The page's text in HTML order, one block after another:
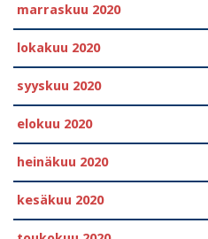
marraskuu 2020
lokakuu 2020
syyskuu 2020
elokuu 2020
heinäkuu 2020
kesäkuu 2020